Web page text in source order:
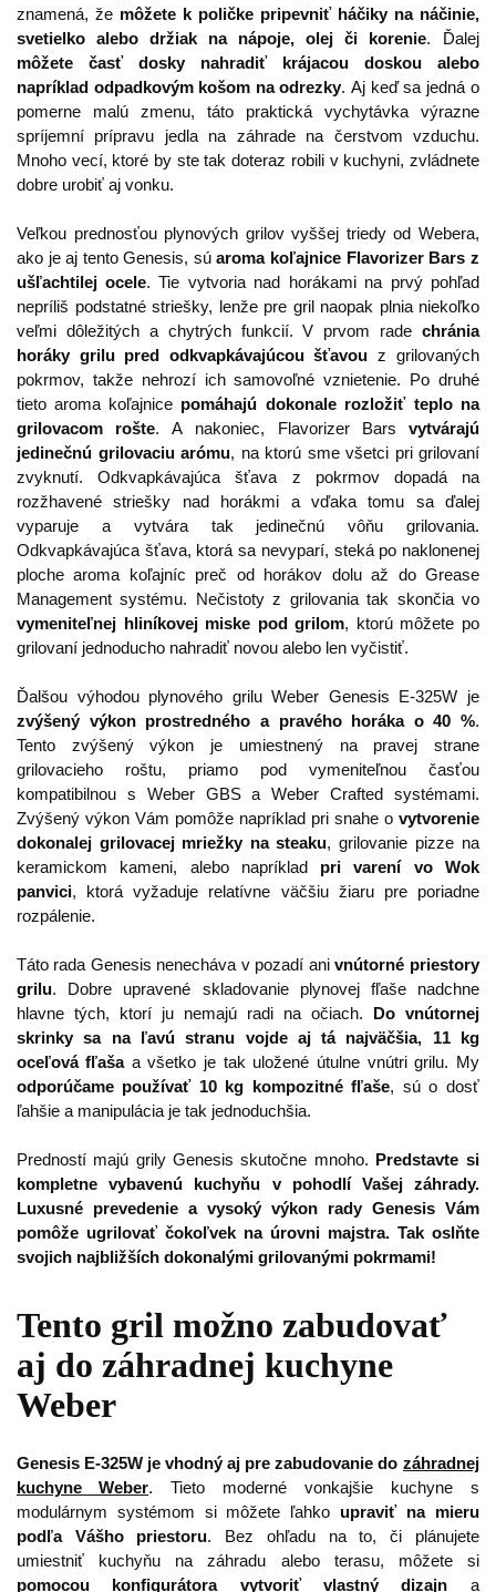
znamená, že môžete k poličke pripevniť háčiky na náčinie,
svetielko alebo držiak na nápoje, olej či korenie. Ďalej
môžete časť dosky nahradiť krájacou doskou alebo
napríklad odpadkovým košom na odrezky. Aj keď sa jedná o
pomerne malú zmenu, táto praktická vychytávka výrazne
spríjemní prípravu jedla na záhrade na čerstvom vzduchu.
Mnoho vecí, ktoré by ste tak doteraz robili v kuchyni, zvládnete
dobre urobiť aj vonku.
Veľkou prednosťou plynových grilov vyššej triedy od Webera,
ako je aj tento Genesis, sú aroma koľajnice Flavorizer Bars z
ušľachtilej ocele. Tie vytvoria nad horákami na prvý pohľad
nepríliš podstatné striešky, lenže pre gril naopak plnia niekoľko
veľmi dôležitých a chytrých funkcií. V prvom rade chránia
horáky grilu pred odkvapkávajúcou šťavou z grilovaných
pokrmov, takže nehrozí ich samovoľné vznietenie. Po druhé
tieto aroma koľajnice pomáhajú dokonale rozložiť teplo na
grilovacom rošte. A nakoniec, Flavorizer Bars vytvárajú
jedinečnú grilovaciu arómu, na ktorú sme všetci pri grilovaní
zvyknutí. Odkvapkávajúca šťava z pokrmov dopadá na
rozžhavené striešky nad horákmi a vďaka tomu sa ďalej
vyparuje a vytvára tak jedinečnú vôňu grilovania.
Odkvapkávajúca šťava, ktorá sa nevyparí, steká po naklonenej
ploche aroma koľajníc preč od horákov dolu až do Grease
Management systému. Nečistoty z grilovania tak skončia vo
vymeniteľnej hliníkovej miske pod grilom, ktorú môžete po
grilovaní jednoducho nahradiť novou alebo len vyčistiť.
Ďalšou výhodou plynového grilu Weber Genesis E-325W je
zvýšený výkon prostredného a pravého horáka o 40 %.
Tento zvýšený výkon je umiestnený na pravej strane
grilovacieho roštu, priamo pod vymeniteľnou časťou
kompatibilnou s Weber GBS a Weber Crafted systémami.
Zvýšený výkon Vám pomôže napríklad pri snahe o vytvorenie
dokonalej grilovacej mriežky na steaku, grilovanie pizze na
keramickom kameni, alebo napríklad pri varení vo Wok
panvici, ktorá vyžaduje relatívne väčšiu žiaru pre poriadne
rozpálenie.
Táto rada Genesis nenecháva v pozadí ani vnútorné priestory
grilu. Dobre upravené skladovanie plynovej fľaše nadchne
hlavne tých, ktorí ju nemajú radi na očiach. Do vnútornej
skrinky sa na ľavú stranu vojde aj tá najväčšia, 11 kg
oceľová fľašaa všetko je tak uložené útulne vnútri grilu. My
odporúčame používať 10 kg kompozitné fľaše, sú o dosť
ľahšie a manipulácia je tak jednoduchšia.
Predností majú grily Genesis skutočne mnoho. Predstavte si
kompletne vybavenú kuchyňu v pohodlí Vašej záhrady.
Luxusné prevedenie a vysoký výkon rady Genesis Vám
pomôže ugrilovať čokoľvek na úrovni majstra. Tak oslňte
svojich najbližších dokonalými grilovanými pokrmami!
Tento gril možno zabudovať
aj do záhradnej kuchyne
Weber
Genesis E-325W je vhodný aj pre zabudovanie do záhradnej
kuchyne Weber. Tieto moderné vonkajšie kuchyne s
modulárnym systémom si môžete ľahko upraviť na mieru
podľa Vášho priestoru. Bez ohľadu na to, či plánujete
umiestniť kuchyňu na záhradu alebo terasu, môžete si
pomocou konfigurátora vytvoriť vlastný dizajn a